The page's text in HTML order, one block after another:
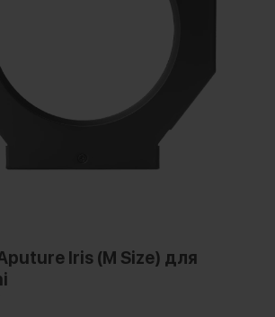
Iris (M Size) для